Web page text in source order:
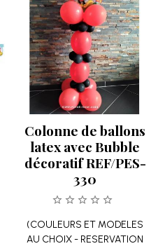
Colonne de ballons
latex avec Bubble
décoratif REF/PES-
330
(COULEURS ET MODELES
AU CHOIX - RESERVATION